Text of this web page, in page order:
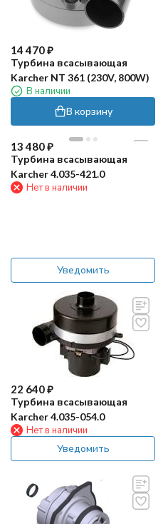
14 470₽
Турбина всасывающая
Karcher NT 361 (230V, 800W)
В наличии
В корзину
13 480₽
Турбина всасывающая
Karcher 4.035-421.0
Нет в наличии
Уведомить
22 640₽
Турбина всасывающая
Karcher 4.035-054.0
Нет в наличии
Уведомить